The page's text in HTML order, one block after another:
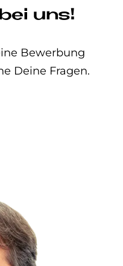
uns!
Bewerbung
Deine Fragen.